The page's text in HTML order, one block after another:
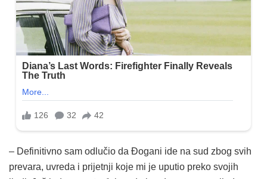
– Definitivno sam odlučio da Đogani ide na sud zbog svih
prevara, uvreda i prijetnji koje mi je uputio preko svojih